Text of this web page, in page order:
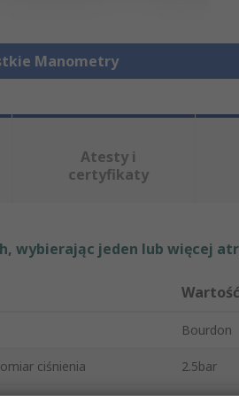
Manometry
Atesty i
certyfikaty
wybierając jeden lub więcej
Wartość
Bourdon
ciśnienia 2.5bar